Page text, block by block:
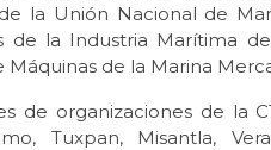
la Unión Nacional de
de la Industria Marítima
Máquinas de la Marina
de organizaciones de la
Tuxpan, Misantla,